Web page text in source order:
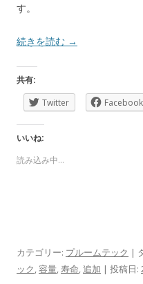
す。
続きを読む →
共有:
Twitter
Facebook
いいね:
読み込み中…
カテゴリー: プルームテック |
ック,容量,寿命,追加 | 投稿日: